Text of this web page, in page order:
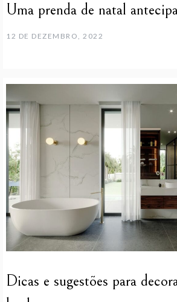
Uma prenda de natal
12 DE DEZEMBRO, 2022
Dicas e sugestões para